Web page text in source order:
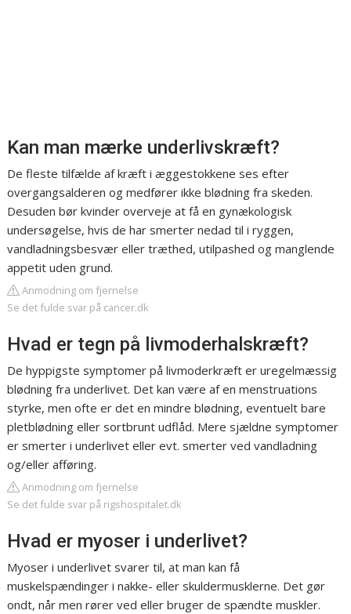
Kan man mærke underlivskræft?
De fleste tilfælde af kræft i æggestokkene ses efter
overgangsalderen og medfører ikke blødning fra skeden.
Desuden bør kvinder overveje at få en gynækologisk
undersøgelse, hvis de har smerter nedad til i ryggen,
vandladningsbesvær eller træthed, utilpashed og manglende
appetit uden grund.
Anmodning om fjernelse
Se det fulde svar på cancer.dk
Hvad er tegn på livmoderhalskræft?
De hyppigste symptomer på livmoderkræft er uregelmæssig
blødning fra underlivet. Det kan være af en menstruations
styrke, men ofte er det en​ mindre blødning, eventuelt bare
pletblødning eller sortbrunt udflåd. Mere sjældne symptomer
er smerter i underlivet eller evt. smerter ved vandladning
og/eller afføring.
Anmodning om fjernelse
Se det fulde svar på rigshospitalet.dk
Hvad er myoser i underlivet?
Myoser i underlivet svarer til, at man kan få
muskelspændinger i nakke- eller skuldermusklerne. Det gør
ondt, når men rører ved eller bruger de spændte muskler.